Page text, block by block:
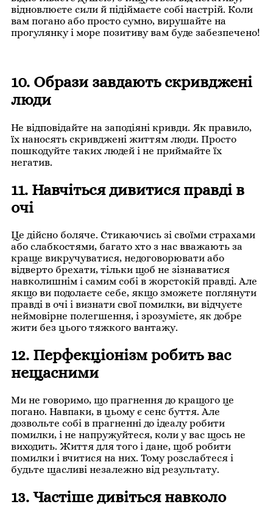
відновлюєте сили й підіймаєте собі настрій. Коли
вам погано або просто сумно, вирушайте на
прогулянку і море позитиву вам буде забезпечено!
10. Образи завдають скривджені
люди
Не відповідайте на заподіяні кривди. Як правило,
їх наносять скривджені життям люди. Просто
пошкодуйте таких людей і не приймайте їх
негатив.
11. Навчіться дивитися правді в
очі
Це дійсно боляче. Стикаючись зі своїми страхами
або слабкостями, багато хто з нас вважають за
краще викручуватися, недоговорювати або
відверто брехати, тільки щоб не зізнаватися
навколишнім і самим собі в жорстокій правді. Але
якщо ви подолаєте себе, якщо зможете поглянути
правді в очі і визнати свої помилки, ви відчуєте
неймовірне полегшення, і зрозумієте, як добре
жити без цього тяжкого вантажу.
12. Перфекціонізм робить вас
нещасними
Ми не говоримо, що прагнення до кращого це
погано. Навпаки, в цьому є сенс буття. Але
дозвольте собі в прагненні до ідеалу робити
помилки, і не напружуйтеся, коли у вас щось не
виходить. Життя для того і дане, щоб робити
помилки і вчитися на них. Тому розслабтеся і
будьте щасливі незалежно від результату.
13. Частіше дивіться навколо